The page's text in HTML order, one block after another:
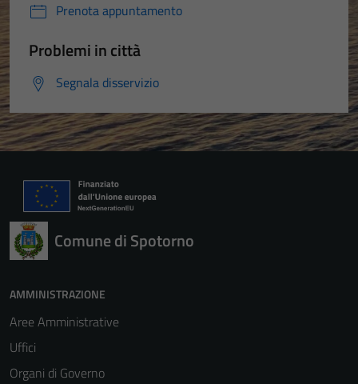
Prenota appuntamento
Problemi in città
Segnala disservizio
Comune di Spotorno
AMMINISTRAZIONE
Aree Amministrative
Uffici
Organi di Governo